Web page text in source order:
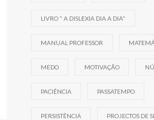
LIVRO " A DISLEXIA DIA A DIA"
MANUAL PROFESSOR
MEDO MOTIVAÇÃO
PACIÊNCIA PASSATEMPO
PERSISTÊNCIA PROJECTOS DE